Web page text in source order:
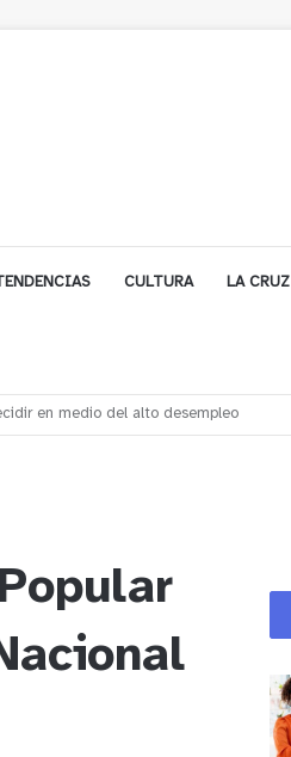
CULTURA LA CRUZ
del Puente Colón de Limache